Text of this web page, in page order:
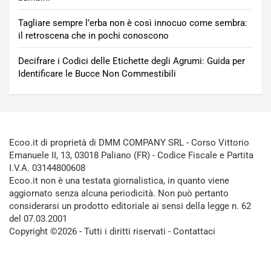
Tagliare sempre l’erba non è così innocuo come sembra:
il retroscena che in pochi conoscono
Decifrare i Codici delle Etichette degli Agrumi: Guida per
Identificare le Bucce Non Commestibili
Ecoo.it di proprietà di DMM COMPANY SRL - Corso Vittorio
Emanuele II, 13, 03018 Paliano (FR) - Codice Fiscale e Partita
I.V.A. 03144800608
Ecoo.it non è una testata giornalistica, in quanto viene
aggiornato senza alcuna periodicità. Non può pertanto
considerarsi un prodotto editoriale ai sensi della legge n. 62
del 07.03.2001
Copyright ©2026 - Tutti i diritti riservati - Contattaci